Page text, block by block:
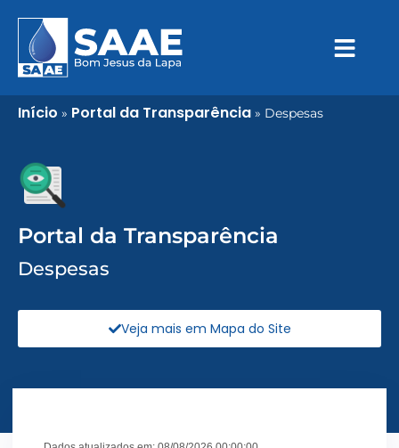
Início » Portal da Transparência » Despesas
Portal da Transparência
Despesas
Veja mais em Mapa do Site